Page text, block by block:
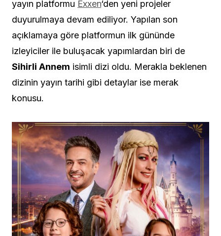
yayın platformu Exxen‘den yeni projeler
duyurulmaya devam ediliyor. Yapılan son
açıklamaya göre platformun ilk gününde
izleyiciler ile buluşacak yapımlardan biri de
Sihirli Annem isimli dizi oldu. Merakla beklenen
dizinin yayın tarihi gibi detaylar ise merak
konusu.